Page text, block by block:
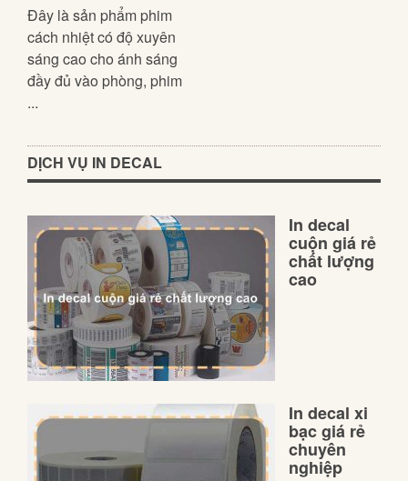
Đây là sản phẩm phim
cách nhiệt có độ xuyên
sáng cao cho ánh sáng
đầy đủ vào phòng, phim
...
DỊCH VỤ IN DECAL
In decal
cuộn giá rẻ
chất lượng
cao
In decal xi
bạc giá rẻ
chuyên
nghiệp